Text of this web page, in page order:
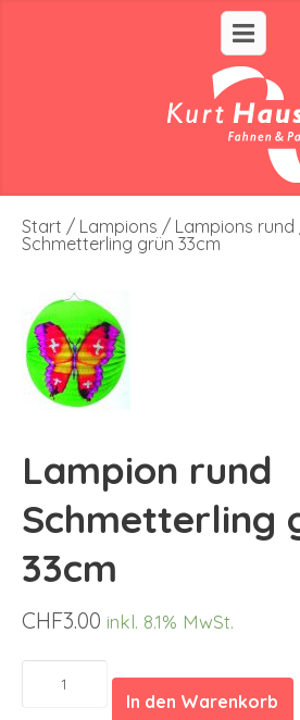
Start / Lampions / Lampions rund
Schmetterling grün 33cm
Lampion rund
Schmetterling
33cm
CHF3.00 inkl. 8.1% MwSt.
Lampion
SchmetterlingIn den Warenkorb